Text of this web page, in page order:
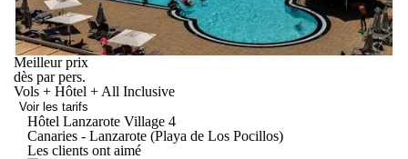
Meilleur prix
dès par pers.
Vols + Hôtel + All Inclusive
Voir les tarifs
Hôtel Lanzarote Village 4
Canaries - Lanzarote (Playa de Los Pocillos)
Les clients ont aimé